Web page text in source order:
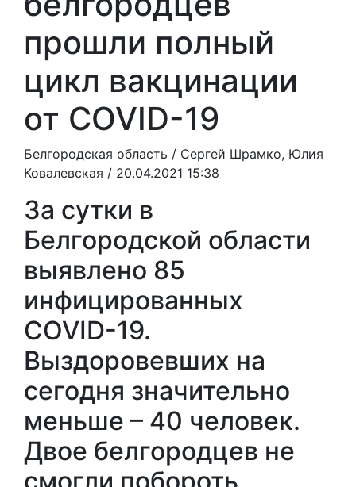
прошли полный
цикл вакцинации
от COVID-19
Белгородская область / Сергей Шрамко, Юлия
Ковалевская / 20.04.2021 15:38
За сутки в
Белгородской области
выявлено 85
инфицированных
COVID-19.
Выздоровевших на
сегодня значительно
меньше – 40 человек.
Двое белгородцев не